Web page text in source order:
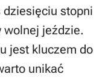
stopni
wolnej jeździe.
jest kluczem do
unikać